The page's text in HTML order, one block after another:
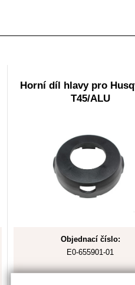
Horní díl hlavy pro
T45/ALU
Objednací číslo:
E0-655901-01